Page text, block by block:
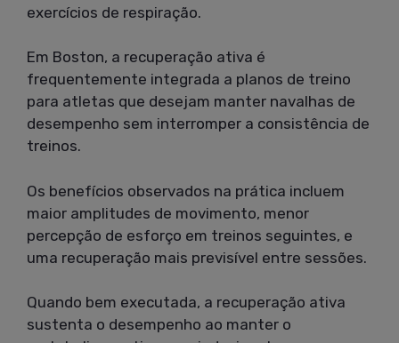
exercícios de respiração.
Em Boston, a recuperação ativa é
frequentemente integrada a planos de treino
para atletas que desejam manter navalhas de
desempenho sem interromper a consistência de
treinos.
Os benefícios observados na prática incluem
maior amplitudes de movimento, menor
percepção de esforço em treinos seguintes, e
uma recuperação mais previsível entre sessões.
Quando bem executada, a recuperação ativa
sustenta o desempenho ao manter o